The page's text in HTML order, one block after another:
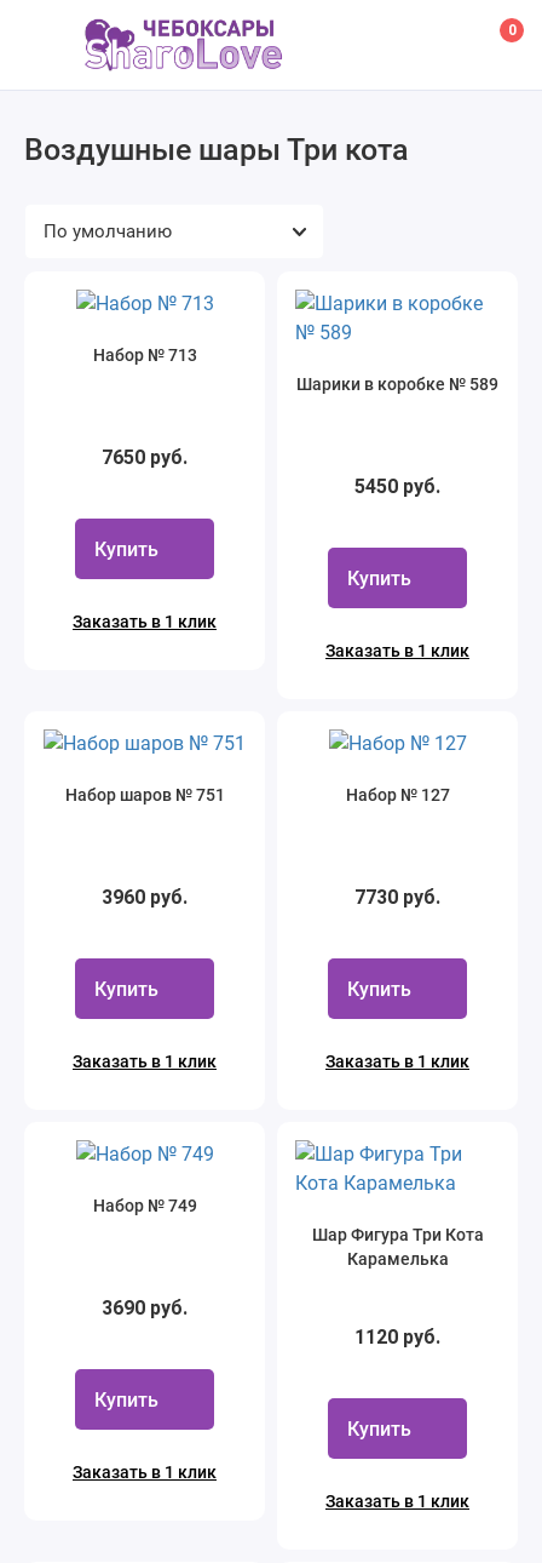
0
Воздушные шары Три кота
Набор № 713
7650 руб.
Купить
Заказать в 1 клик
Шарики в коробке № 589
5450 руб.
Купить
Заказать в 1 клик
Набор шаров № 751
3960 руб.
Купить
Заказать в 1 клик
Набор № 127
7730 руб.
Купить
Заказать в 1 клик
Набор № 749
3690 руб.
Купить
Заказать в 1 клик
Шар Фигура Три Кота
Карамелька
1120 руб.
Купить
Заказать в 1 клик